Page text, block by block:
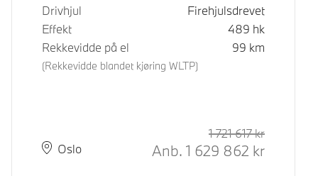
Drivhjul
Firehjulsdrevet
Effekt
489 hk
Rekkevidde på el
(Rekkevidde blandet kjøring WLTP)
99 km
PlassOslo
Leveringstid
1 721 617kr
Anb. 1 629 862 kr